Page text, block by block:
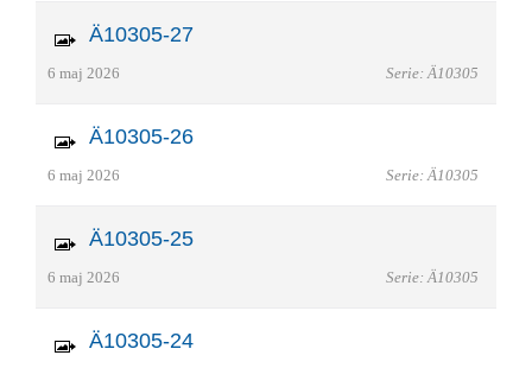
Ä10305-27
6 maj 2026 Serie: Ä10305
Ä10305-26
6 maj 2026 Serie: Ä10305
Ä10305-25
6 maj 2026 Serie: Ä10305
Ä10305-24